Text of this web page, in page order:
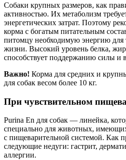
Собаки крупных размеров, как
активностью. Их метаболизм
энергетических затрат. Поэтому
корма с богатым питательным
питомцу необходимую энергию для
жизни. Высокий уровень белка,
способствует поддержанию силы и
Важно! Корма для средних и
для собак весом более 10 кг.
При чувствительном
Purina En для собак — линейка,
специально для животных,
с пищеварительной системой. Как
следующие недуги: гастрит,
аллергии.